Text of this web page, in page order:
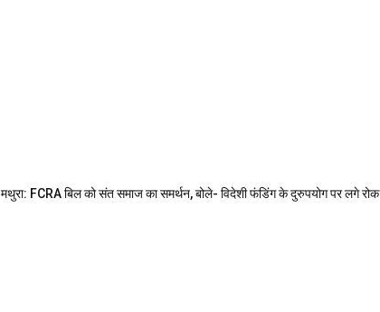
मथुरा: FCRA बिल को संत समाज का समर्थन, बोले- विदेशी फंडिंग के दुरुपयोग पर लगे रोक